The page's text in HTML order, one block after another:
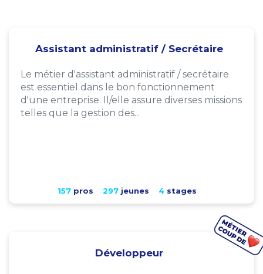
Assistant administratif / Secrétaire
Le métier d'assistant administratif / secrétaire
est essentiel dans le bon fonctionnement
d'une entreprise. Il/elle assure diverses missions
telles que la gestion des...
157pros 297jeunes 4stages
Développeur